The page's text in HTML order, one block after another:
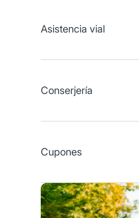
Pago de celular por dos
Asistencia vial
suministro de gasolina.
Conserjería
entretenimiento.
Cupones
Starbucks
Krispy Kreme
Uber o Uber Eats